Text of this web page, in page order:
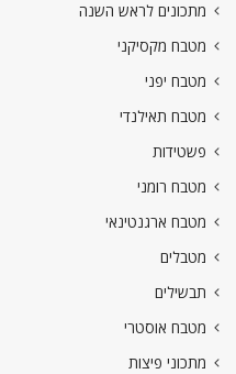
מתכונים לראש השנה
מטבח מקסיקני
מטבח יפני
מטבח תאילנדי
פשטידות
מטבח רומני
מטבח ארגנטינאי
מטבלים
תבשילים
מטבח אוסטרי
מתכוני פיצות